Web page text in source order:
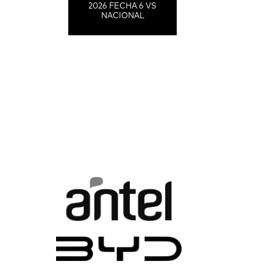
2026 FECHA 6 VS
NACIONAL